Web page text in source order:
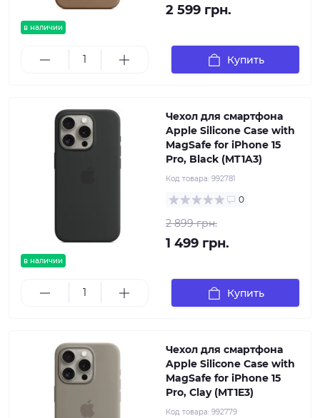
в наличии
2 599 грн.
Купить
в наличии
Чехол для смартфона
Apple Silicone Case with
MagSafe for iPhone 15
Pro, Black (MT1A3)
Код товара: 992781
0
2 899 грн.
1 499 грн.
Купить
Чехол для смартфона
Apple Silicone Case with
MagSafe for iPhone 15
Pro, Clay (MT1E3)
Код товара: 992779